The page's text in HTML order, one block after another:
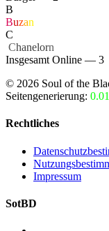
B
Buzan
C
Chanelorn
Insgesamt Online — 3
© 2026 Soul of the
Seitengenerierung: 0.01
Rechtliches
Impressum
SotBD